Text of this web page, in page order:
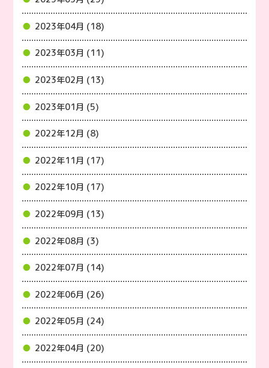
2023年04月 (18)
2023年03月 (11)
2023年02月 (13)
2023年01月 (5)
2022年12月 (8)
2022年11月 (17)
2022年10月 (17)
2022年09月 (13)
2022年08月 (3)
2022年07月 (14)
2022年06月 (26)
2022年05月 (24)
2022年04月 (20)